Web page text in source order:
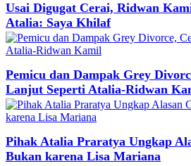
Usai Digugat Cerai, Ridwan
Atalia: Saya Khilaf
Pemicu dan Dampak Grey
Lanjut Seperti Atalia-Ridwan
Pihak Atalia Praratya Ungkap
Bukan karena Lisa Mariana